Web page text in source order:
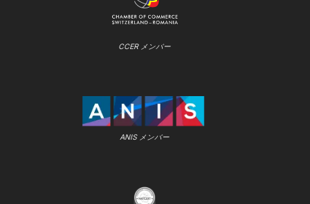
CCER メンバー
ANIS メンバー